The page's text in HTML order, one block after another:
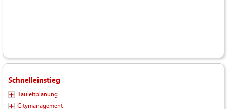
Schnelleinstieg
Bauleitplanung
Citymanagement